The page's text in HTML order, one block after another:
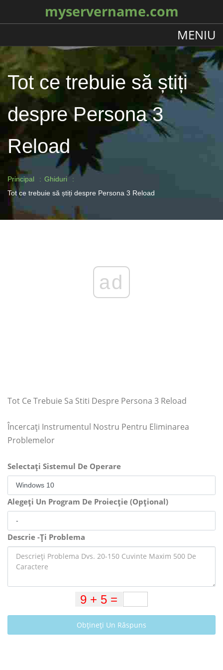
myservername.com
MENIU
Tot ce trebuie să știți
despre Persona 3
Reload
Principal
Ghiduri
Tot ce trebuie să știți despre Persona 3 Reload
ad
Tot Ce Trebuie Sa Stiti Despre Persona 3 Reload
Încercați Instrumentul Nostru Pentru Eliminarea
Problemelor
Selectați Sistemul De Operare
Alegeți Un Program De Proiecție (Opțional)
Descrie -Ți Problema
Obțineți Un Răspuns